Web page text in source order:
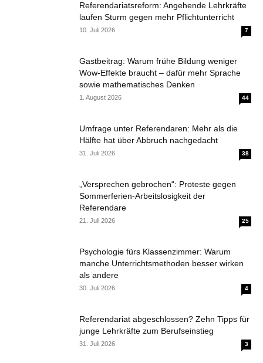
Referendariatsreform: Angehende Lehrkräfte
laufen Sturm gegen mehr Pflichtunterricht
10. Juli 2026 7
Gastbeitrag: Warum frühe Bildung weniger
Wow-Effekte braucht – dafür mehr Sprache
sowie mathematisches Denken
1. August 2026 44
Umfrage unter Referendaren: Mehr als die
Hälfte hat über Abbruch nachgedacht
31. Juli 2026 38
„Versprechen gebrochen“: Proteste gegen
Sommerferien-Arbeitslosigkeit der
Referendare
21. Juli 2026 25
Psychologie fürs Klassenzimmer: Warum
manche Unterrichtsmethoden besser wirken
als andere
30. Juli 2026 4
Referendariat abgeschlossen? Zehn Tipps für
junge Lehrkräfte zum Berufseinstieg
31. Juli 2026 3